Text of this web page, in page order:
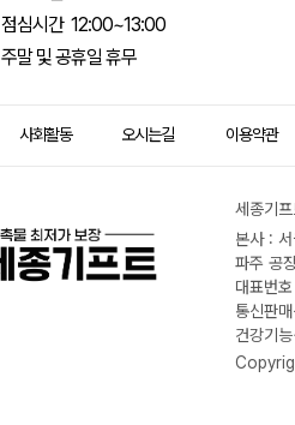
점심시간 12:00~13:00
주말 및 공휴일 휴무
사회활동 오시는길 이용약관
세종기
본사 :
파주 공
대표번
통신판
건강기